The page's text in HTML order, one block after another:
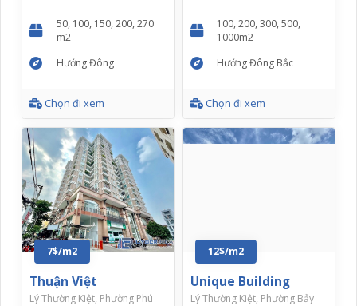
50, 100, 150, 200, 270
m2
Hướng Đông
Chọn đi xem
100, 200, 300, 500,
1000m2
Hướng Đông Bắc
Chọn đi xem
7$/m2
Thuận Việt
Lý Thường Kiệt, Phường Phú
12$/m2
Unique Building
Lý Thường Kiệt, Phường Bảy